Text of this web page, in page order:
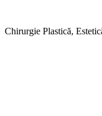
Chirurgie Plastică,